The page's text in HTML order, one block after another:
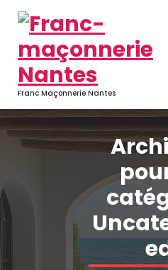
contenu
Franc Maçonnerie Nantes